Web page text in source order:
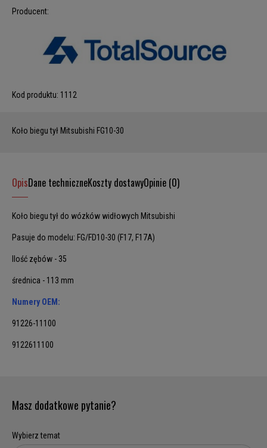
Producent:
Kod produktu: 1112
Koło biegu tył Mitsubishi FG10-30
OpisDane techniczneKoszty dostawyOpinie (0)
Koło biegu tył do wózków widłowych Mitsubishi
Pasuje do modelu: FG/FD10-30 (F17, F17A)
Ilość zębów - 35
średnica - 113 mm
Numery OEM:
91226-11100
9122611100
Masz dodatkowe pytanie?